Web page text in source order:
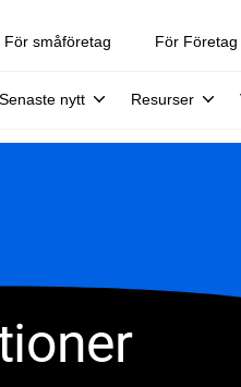
För småföretag För Företag
Senaste nytt Resurser